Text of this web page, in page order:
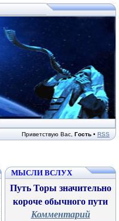
Приветствую Вас Гость • RSS
МЫСЛИ ВСЛУХ
Путь Торы значительно
короче обычного пути
Комментарий